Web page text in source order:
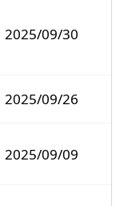
2025/09/30
2025/09/26
2025/09/09